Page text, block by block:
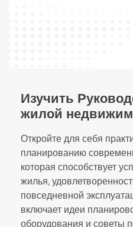
Изучить
жилой
Откройте для себя
планированию
которая способствует
жилья,
повседневной
включает идеи
оборудования и советы